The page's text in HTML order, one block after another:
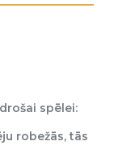
spēlei:
robežās, tās